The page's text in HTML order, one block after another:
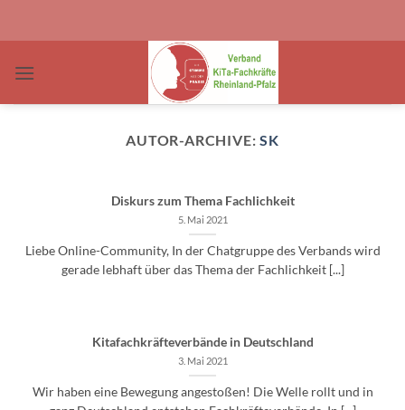
AUTOR-ARCHIVE:SK
Diskurs zum Thema Fachlichkeit
5. Mai 2021
Liebe Online-Community, In der Chatgruppe des Verbands wird
gerade lebhaft über das Thema der Fachlichkeit [...]
Kitafachkräfteverbände in Deutschland
3. Mai 2021
Wir haben eine Bewegung angestoßen! Die Welle rollt und in